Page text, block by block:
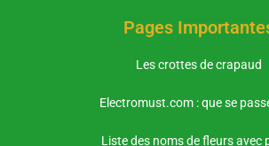
Pages
Les crottes de crapaud
Electromust.com : que se
Liste des noms de fleurs avec